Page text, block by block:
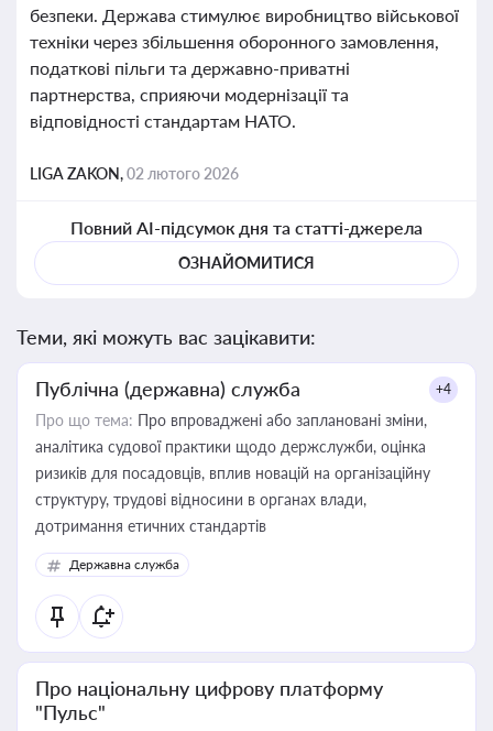
безпеки. Держава стимулює виробництво військової
техніки через збільшення оборонного замовлення,
податкові пільги та державно-приватні
партнерства, сприяючи модернізації та
відповідності стандартам НАТО.
LIGA ZAKON,02 лютого 2026
Повний AI-підсумок дня та статті-джерела
ОЗНАЙОМИТИСЯ
Теми, які можуть вас зацікавити:
Публічна (державна) служба +4
Про що тема: Про впроваджені або заплановані зміни,
аналітика судової практики щодо держслужби, оцінка
ризиків для посадовців, вплив новацій на організаційну
структуру, трудові відносини в органах влади,
дотримання етичних стандартів
Державна служба
Про національну цифрову платформу
"Пульс"